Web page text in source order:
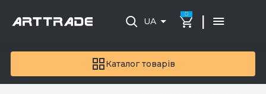
Каталог товарів
UA
0 |